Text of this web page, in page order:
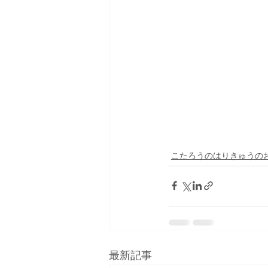
こたろうのはりきゅうの
最新記事